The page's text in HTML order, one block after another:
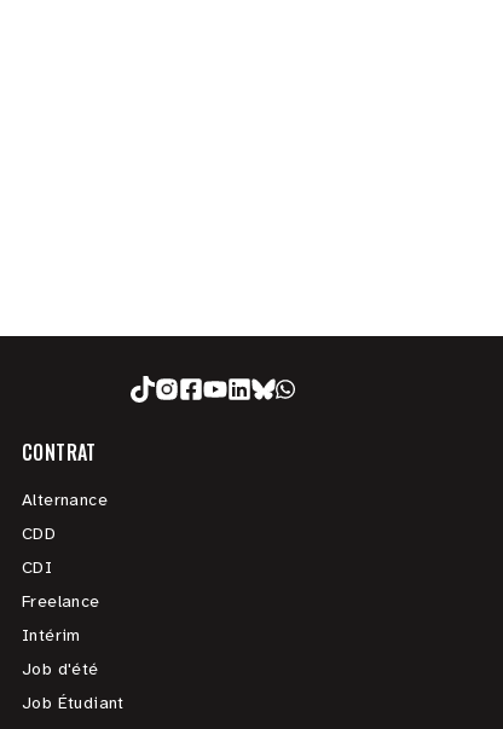
CONTRAT
Alternance
CDD
CDI
Freelance
Intérim
Job d'été
Job Étudiant